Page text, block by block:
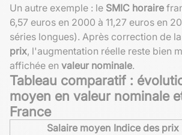
Un autre exemple : le SMIC horaire
6,57 euros en 2000 à 11,27 euros en
séries longues). Après correction de la
prix, l'augmentation réelle reste bien
affichée en valeur nominale.
Tableau comparatif :
moyen en valeur nominale
France
Salaire moyen Indice des prix